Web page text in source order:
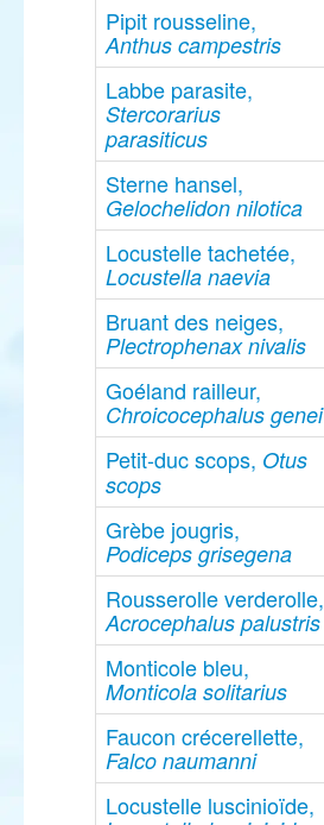
Pipit rousseline,
Anthus campestris
Labbe parasite,
Stercorarius
parasiticus
Sterne hansel,
Gelochelidon nilotica
Locustelle tachetée,
Locustella naevia
Bruant des neiges,
Plectrophenax nivalis
Goéland railleur,
Chroicocephalus genei
Petit-duc scops, Otus
scops
Grèbe jougris,
Podiceps grisegena
Rousserolle verderolle,
Acrocephalus palustris
Monticole bleu,
Monticola solitarius
Faucon crécerellette,
Falco naumanni
Locustelle luscinioïde,